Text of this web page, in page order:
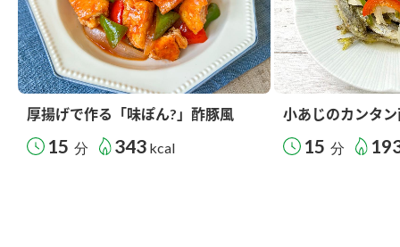
厚揚げで作る「味ぽん?」酢豚風
15 分 343 kcal
小あじのカンタ
15 分